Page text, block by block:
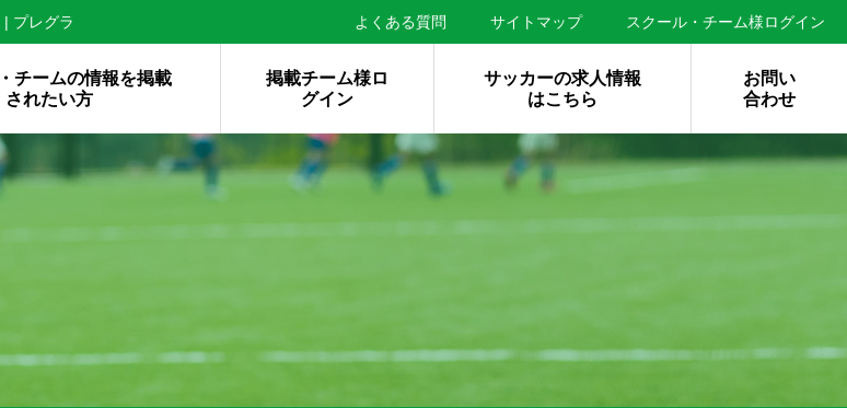
プレグラ よくある質問 サイトマップ スクール・チーム様ログイン
チームの情報を掲載
されたい方
掲載チーム様ロ
グイン
サッカーの求人情報
はこちら
お問い
合わせ